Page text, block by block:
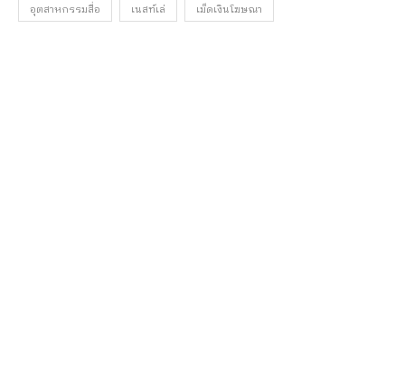
อุตสาหกรรมสื่อ
เนสท์เล่ เม็ดเงินโฆษณา